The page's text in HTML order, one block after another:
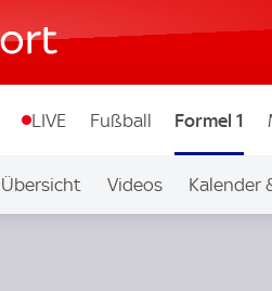
LIVE Fußball Formel 1
Übersicht Videos Kalender